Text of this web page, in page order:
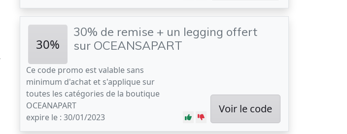
30%
30% de remise + un legging offert
sur OCEANSAPART
Ce code promo est valable sans
minimum d'achat et s'applique sur
toutes les catégories de la boutique
OCEANAPART
expire le : 30/01/2023
Voir le code